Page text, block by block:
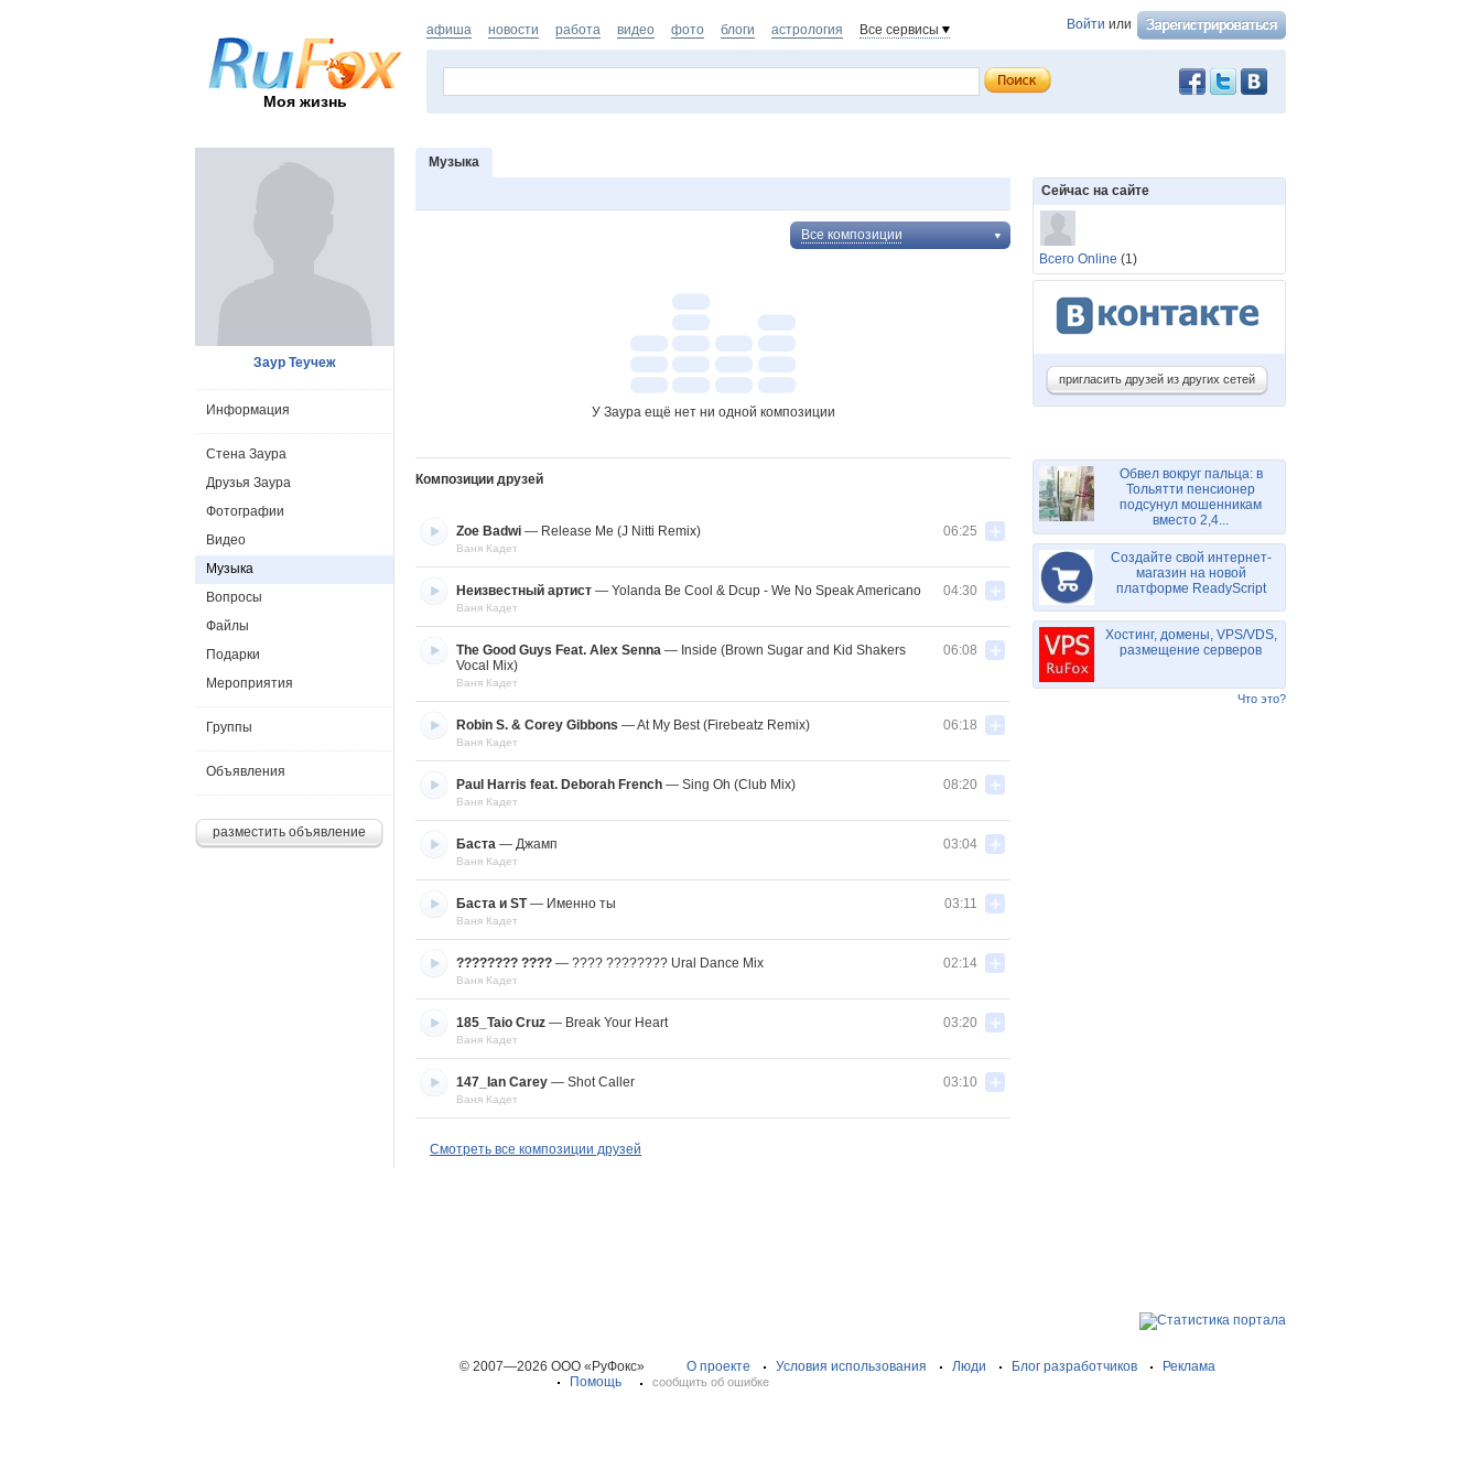
Моя жизнь
Войти или
афиша новости работа видео фото блоги астрология Все сервисы
Музыка
Все композиции
У Заура ещё нет ни одной композиции
Композиции друзей
06:25
Zoe Badwi — Release Me (J Nitti Remix)
Ваня Кадет
04:30
Неизвестный артист — Yolanda Be Cool & Dcup - We No Speak Americano
Ваня Кадет
06:08
The Good Guys Feat. Alex Senna — Inside (Brown Sugar and Kid Shakers
Vocal Mix)
Ваня Кадет
06:18
Robin S. & Corey Gibbons —At My Best (Firebeatz Remix)
Ваня Кадет
08:20
Paul Harris feat. Deborah French — Sing Oh (Club Mix)
Ваня Кадет
03:04
Баста — Джамп
Ваня Кадет
03:11
Баста и ST— Именно ты
Ваня Кадет
02:14
???????? ???? — ???? ???????? Ural Dance Mix
Ваня Кадет
03:20
185_Taio Cruz — Break Your Heart
Ваня Кадет
03:10
147_Ian Carey — Shot Caller
Ваня Кадет
Смотреть все композиции друзей
Заур Теучеж
Информация
Стена Заура
Друзья Заура
Фотографии
Видео
Музыка
Вопросы
Файлы
Подарки
Мероприятия
Группы
Объявления
разместить объявление
Сейчас на сайте
Всего Online (1)
пригласить друзей из других сетей
Обвел вокруг пальца: в
Тольятти пенсионер
подсунул мошенникам
вместо 2,4...
Создайте свой интернет-
магазин на новой
платформе ReadyScript
Хостинг, домены, VPS/VDS,
размещение серверов
Что это?
© 2007—2026 ООО «РуФокс» О проекте Условия использования Люди Блог разработчиков
Реклама
Помощь
сообщить об ошибке